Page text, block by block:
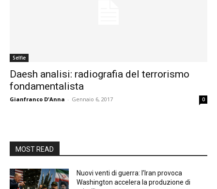
Selfie
Daesh analisi: radiografia del terrorismo
fondamentalista
Gianfranco D'Anna - Gennaio 6, 2017 0
MOST READ
Nuovi venti di guerra: l’Iran provoca
Washington accelera la produzione di